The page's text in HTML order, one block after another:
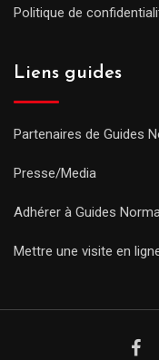
Politique de
Liens guides
Partenaires de Guides
Presse/Media
Adhérer à Guides
Mettre une visite en